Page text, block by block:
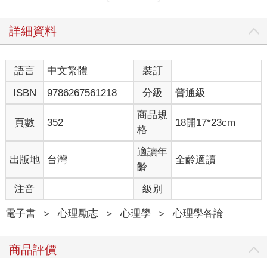
籤（label avoidance：採取方法規避診斷）是身心障礙和心理健
眼中能力較差，也較缺乏人性。儘管掩飾自己的障礙身分可能會
許多患有精神疾病和隱性身體障礙的人也會選擇規避診斷可能帶
來的恥辱印記。
我的父親一輩子都在隱瞞自己的腦性麻痺和癲癇症。除了我的祖
母、我的母親，最後還有我之外，沒有人知道他的病情。他從未
上過大學，因為那樣需要透露自己對校園障礙服務的需求。他只
申請那些不需要書寫或打字的工作，以免暴露出自己在一些細微
動作上低落的掌控能力。我小時候幫他的割草生意打傳單，因為
他自己無法使用電腦。我是在十幾歲時才發現他的狀況，在他與
我母親的婚姻破裂之後，他哭著向我坦白，彷彿這是一個可怕的
祕密。他告訴我，他的母親要他隱瞞實際情況，因為在他成長的
阿帕拉契山區小鎮，公開的殘疾是難以接受的。羞恥和自我厭惡
一直如影隨形，直到他死於糖尿病（這是他成年後才罹患的，他
證明隱藏自己的障礙是多麼痛苦和自我毀滅的人。他一輩子都在
詳細資料
語言 中文繁體
裝訂
ISBN
9786267561218 分級 普通級
頁數 352
商品規
格
18開17*23cm
出版地 台灣
適讀年
齡
全齡適讀
注音 級別
電子書 ＞ 心理勵志 ＞ 心理學 ＞ 心理學各論
商品評價